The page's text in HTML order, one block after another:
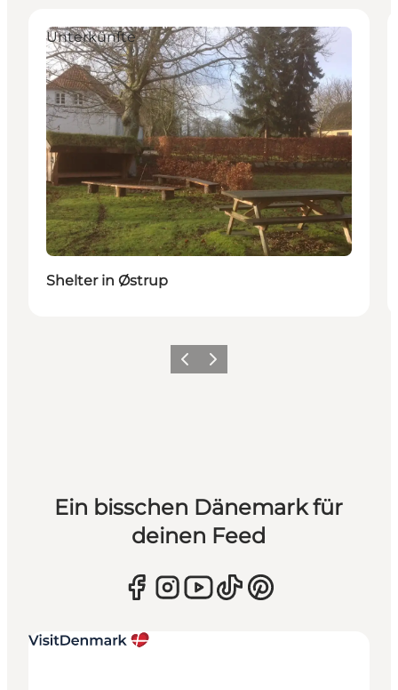
Unterkünfte
Shelter in Østrup
ZurückWeiter
Ein bisschen Dänemark für
deinen Feed